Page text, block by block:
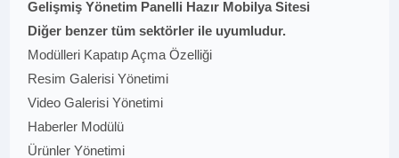
Gelişmiş Yönetim Panelli Hazır Mobilya Sitesi
Diğer benzer tüm sektörler ile uyumludur.
Modülleri Kapatıp Açma Özelliği
Resim Galerisi Yönetimi
Video Galerisi Yönetimi
Haberler Modülü
Ürünler Yönetimi